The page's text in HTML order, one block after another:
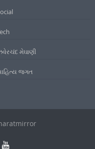
મેઘાણી
જગત